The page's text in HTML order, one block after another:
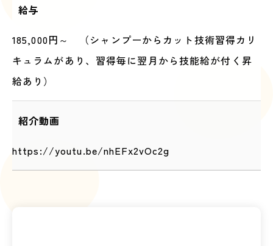
給与
185,000円～ （シャンプーからカット技術習得カリ
キュラムがあり、習得毎に翌月から技能給が付く昇
給あり）
紹介動画
https://youtu.be/nhEFx2vOc2g